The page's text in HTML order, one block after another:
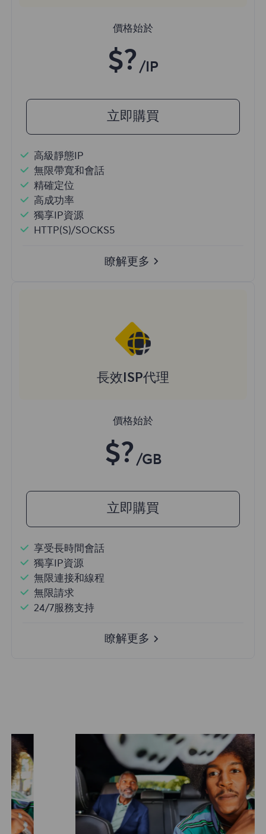
價格始於
$? /IP
立即購買
高級靜態IP
無限帶寬和會話
精確定位
高成功率
獨享IP資源
HTTP(S)/SOCKS5
瞭解更多
長效ISP代理
價格始於
$? /GB
立即購買
享受長時間會話
獨享IP資源
無限連接和線程
無限請求
24/7服務支持
瞭解更多